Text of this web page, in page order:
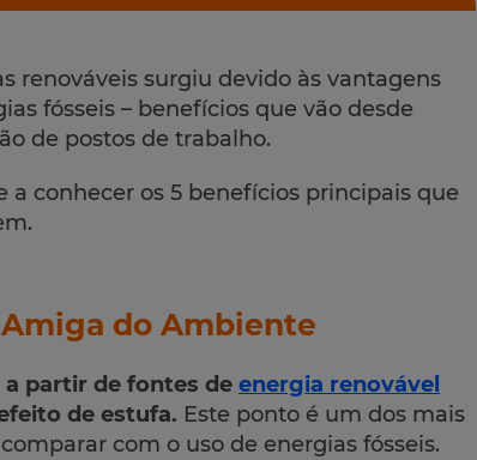
renováveis surgiu devido às vantagens
fósseis – benefícios que vão desde
de postos de trabalho.
conhecer os 5 benefícios principais que
do Ambiente
partir de fontes de energia renovável
de estufa. Este ponto é um dos mais
com o uso de energias fósseis.